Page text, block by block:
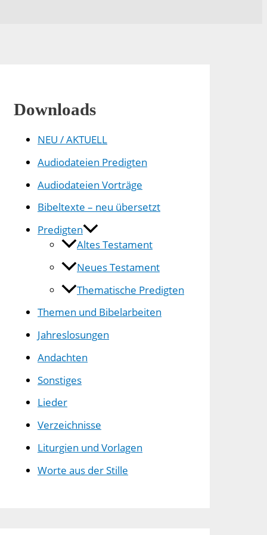
Downloads
NEU / AKTUELL
Audiodateien Predigten
Audiodateien Vorträge
Bibeltexte – neu übersetzt
Predigten
Altes Testament
Neues Testament
Thematische Predigten
Themen und Bibelarbeiten
Jahreslosungen
Andachten
Sonstiges
Lieder
Verzeichnisse
Liturgien und Vorlagen
Worte aus der Stille